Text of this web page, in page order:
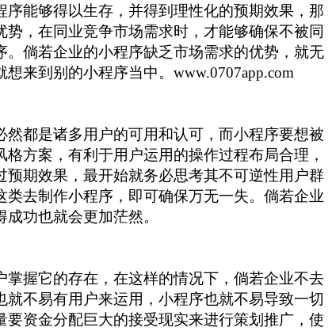
能够得以生存，并得到理性化的预期效果，那
，在同业竞争市场需求时，才能够确保不被同
倘若企业的小程序缺乏市场需求的优势，就无
来到别的小程序当中。www.0707app.com
都是诸多用户的可用和认可，而小程序要想被
方案，有利于用户运用的操作过程布局合理，
期效果，最开始就务必思考其不可逆性用户群
去制作小程序，即可确保万无一失。倘若企业
功也就会更加茫然。
握它的存在，在这样的情况下，倘若企业不去
不易有用户来运用，小程序也就不易导致一切
资金分配巨大的接受现实来进行策划推广，使